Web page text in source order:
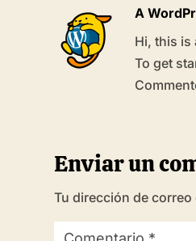
A
Hi, this is
To get
Enviar un
Tu dirección de